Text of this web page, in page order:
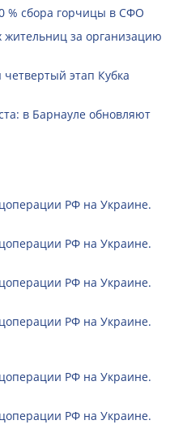
% сбора горчицы в СФО
за организацию
четвертый этап Кубка
в Барнауле обновляют
РФ на Украине.
РФ на Украине.
РФ на Украине.
РФ на Украине.
РФ на Украине.
РФ на Украине.